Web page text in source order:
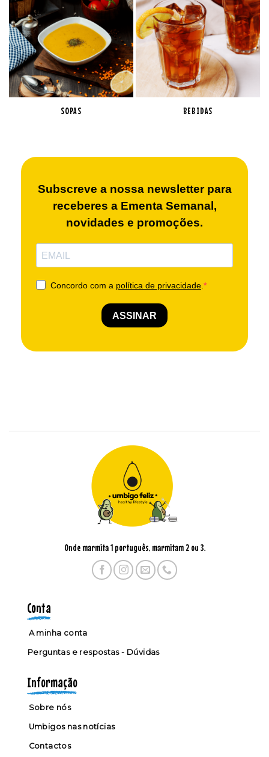
SOPAS BEBIDAS
Onde marmita 1 português, marmitam 2 ou 3.
Conta
A minha conta
Perguntas e respostas - Dúvidas
Informação
Sobre nós
Umbigos nas notícias
Contactos